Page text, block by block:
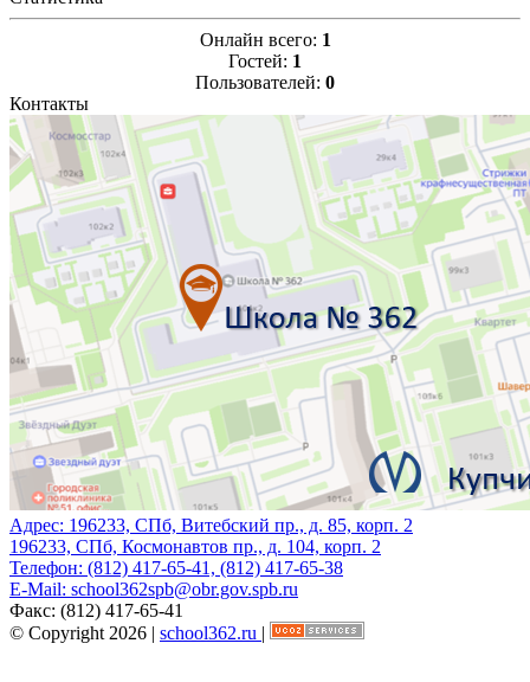
Онлайн всего: 1
Гостей: 1
Пользователей: 0
Контакты
Адрес: 196233, СПб, Витебский пр., д. 85, корп. 2
196233, СПб, Космонавтов пр., д. 104, корп. 2
Телефон: (812) 417-65-41, (812) 417-65-38
E-Mail: school362spb@obr.gov.spb.ru
Факс: (812) 417-65-41
© Copyright 2026 | school362.ru |